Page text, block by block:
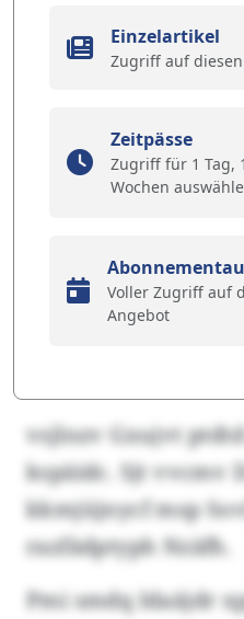
Einzelartikel
Zugriff auf
Zeitpässe
Zugriff für 1 Tag,
Wochen
Voller Zugriff auf
Angebot
vsjlnzv Gxujvt
kspäidc. Sjt vvcmv
kkmjüjnycf msp
razfädptyph Nzäfh.
Pmi smdq Idaäjdr